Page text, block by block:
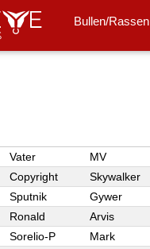
Bullen/Rassen
Vater MV
Copyright Skywalker
Sputnik Gywer
Ronald Arvis
Sorelio-P Mark